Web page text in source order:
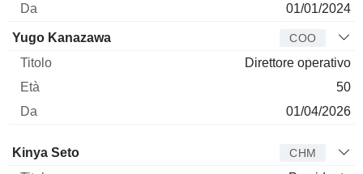
01/01/2024
Yugo Kanazawa COO
Direttore operativo
50
01/04/2026
Amministratore
Kinya Seto CHM